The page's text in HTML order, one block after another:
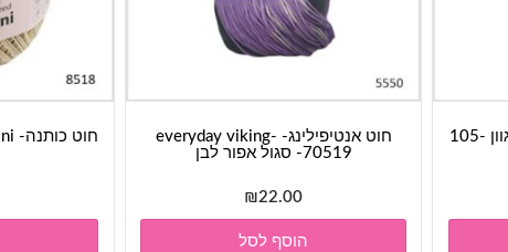
חוט אנטיפילינג- everyday viking-
70519- סגול אפור לבן
₪22.00
הוסף לסל
חוט כותנה- לוקסור LUXOR- גוון 105-